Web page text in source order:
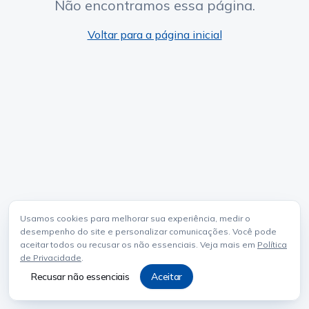
Usamos cookies para melhorar sua experiência, medir o
desempenho do site e personalizar comunicações. Você pode
aceitar todos ou recusar os não essenciais. Veja mais em Política
de Privacidade.
Recusar não essenciais Aceitar
Não encontramos essa página.
Voltar para a página inicial